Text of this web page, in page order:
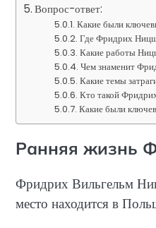
Вопрос-ответ:
Какие были
Где Фридрих
Какие работы
Чем знаменит
Какие темы
Кто такой
Какие были
Ранняя жизнь
Фридрих Вильгельм
место находится в